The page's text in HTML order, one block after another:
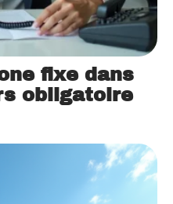
fixe dans
obligatoire